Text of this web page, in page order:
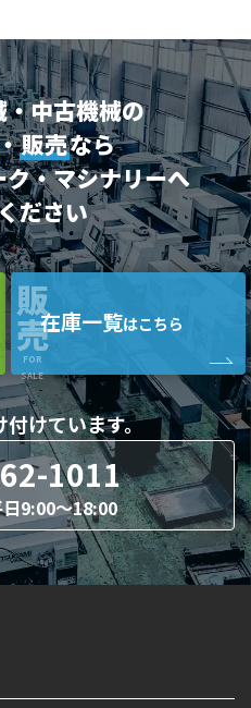
中古機械の
販売なら
・マシナリーへ
ださい
販
売
FOR
SALE
在庫一覧はこちら
付けています。
1011
9:00〜18:00